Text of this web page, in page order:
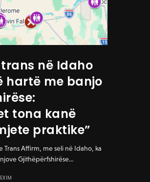
në Idaho
hartë me banjo
tona kanë
praktike”
Affirm, me seli në Idaho, ka
Gjithëpërfshirëse…